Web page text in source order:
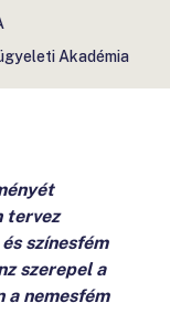
Akadémia
tervez
színesfém
szerepel a
a nemesfém